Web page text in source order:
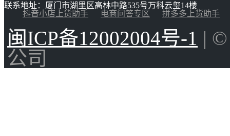
联系地址：厦门市湖里区高林中路535号万科云玺14楼
抖音小店上货助手
电商问答专区 拼多多上货助手
闽ICP备12002004号-1 |
公司